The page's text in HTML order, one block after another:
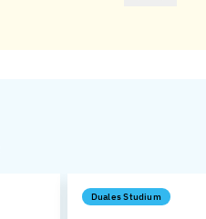
Duales Studium